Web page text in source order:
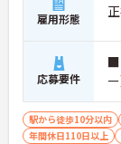
雇用形態
応募要件
■
駅から徒歩10分以内
年間休日110日以上